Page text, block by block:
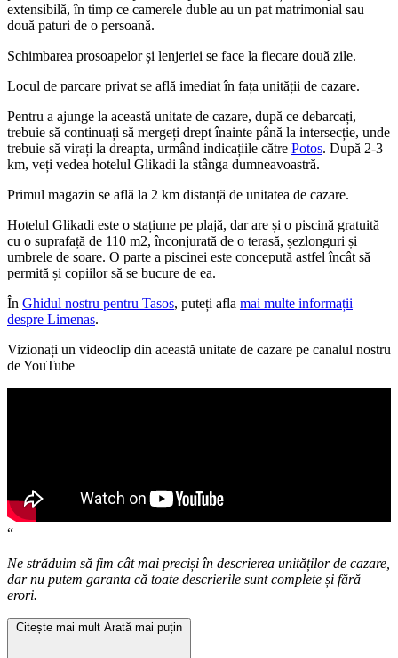
extensibilă, în timp ce camerele duble au un pat matrimonial sau
două paturi de o persoană.
Schimbarea prosoapelor și lenjeriei se face la fiecare două zile.
Locul de parcare privat se află imediat în fața unității de cazare.
Pentru a ajunge la această unitate de cazare, după ce debarcați,
trebuie să continuați să mergeți drept înainte până la intersecție, unde
trebuie să virați la dreapta, urmând indicațiile către Potos. După 2-3
km, veți vedea hotelul Glikadi la stânga dumneavoastră.
Primul magazin se află la 2 km distanță de unitatea de cazare.
Hotelul Glikadi este o stațiune pe plajă, dar are și o piscină gratuită
cu o suprafață de 110 m2, înconjurată de o terasă, șezlonguri și
umbrele de soare. O parte a piscinei este concepută astfel încât să
permită și copiilor să se bucure de ea.
În Ghidul nostru pentru Tasos, puteți afla mai multe informații
despre Limenas.
Vizionați un videoclip din această unitate de cazare pe canalul nostru
de YouTube
“
Ne străduim să fim cât mai preciși în descrierea unităților de cazare,
dar nu putem garanta că toate descrierile sunt complete și fără
erori.
Citește mai mult Arată mai puțin